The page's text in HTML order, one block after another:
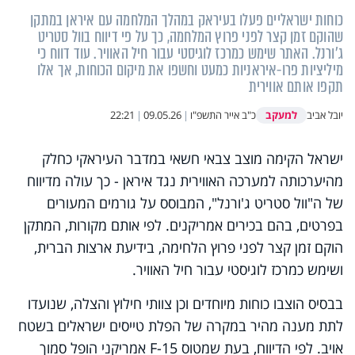
כוחות ישראליים פעלו בעיראק במהלך המלחמה עם איראן במתקן
שהוקם זמן קצר לפני פרוץ המלחמה, כך על פי דיווח בוול סטריט
ג׳ורנל. האתר שימש כמרכז לוגיסטי עבור חיל האוויר. עוד דווח כי
מיליציות פרו-איראניות כמעט וחשפו את מיקום הכוחות, אך אלו
תקפו אותם אווירית
יובל אביב למעקב כ"ב אייר התשפ"ו |
09.05.26
|
22:21
ישראל הקימה מוצב צבאי חשאי במדבר העיראקי כחלק
מהיערכותה למערכה האווירית נגד איראן - כך עולה מדיווח
של ה"וול סטריט ג'ורנל", המבוסס על גורמים המעורים
בפרטים, בהם בכירים אמריקנים. לפי אותם מקורות, המתקן
הוקם זמן קצר לפני פרוץ הלחימה, בידיעת ארצות הברית,
ושימש כמרכז לוגיסטי עבור חיל האוויר.
בבסיס הוצבו כוחות מיוחדים וכן צוותי חילוץ והצלה, שנועדו
לתת מענה מהיר במקרה של הפלת טייסים ישראלים בשטח
אויב. לפי הדיווח, בעת שמטוס F-15 אמריקני הופל סמוך